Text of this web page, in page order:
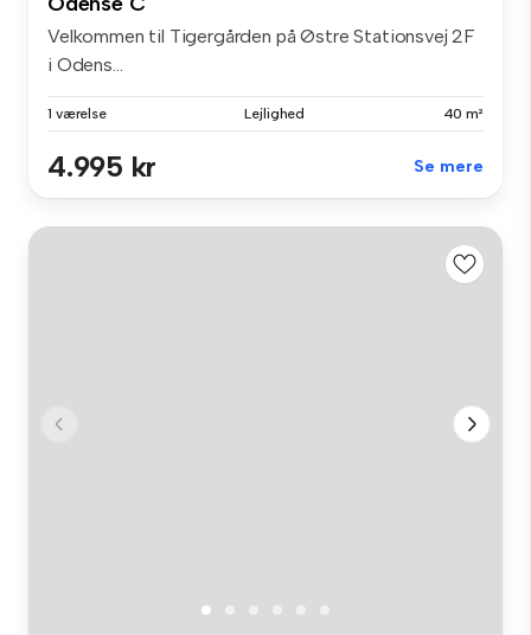
Velkommen til Tigergården på Østre Stationsvej 2F
i Odens...
1 værelse Lejlighed 40 m²
4.995 kr Se mere